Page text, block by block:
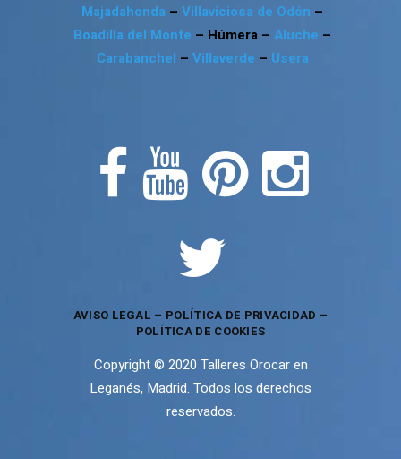
Majadahonda – Villaviciosa de Odón –
Boadilla del Monte – Húmera – Aluche –
Carabanchel – Villaverde – Usera
AVISO LEGAL – POLÍTICA DE PRIVACIDAD –
POLÍTICA DE COOKIES
Copyright © 2020 Talleres Orocar en
Leganés, Madrid. Todos los derechos
reservados.